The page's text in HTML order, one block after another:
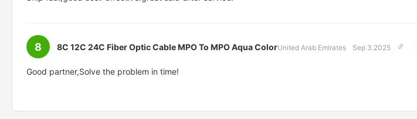
8 8C 12C 24C Fiber Optic Cable MPO To MPO Aqua ColorUnited Arab Emirates Sep 3.2025
Good partner,Solve the problem in time!